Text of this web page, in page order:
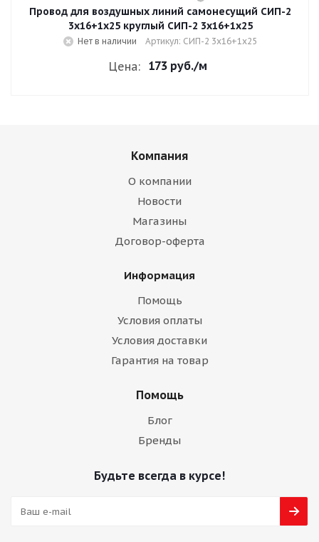
Провод для воздушных линий самонесущий СИП-2
3х16+1х25 круглый СИП-2 3х16+1х25
Нет в наличии Артикул: СИП-2 3х16+1х25
Цена: 173 руб./м
Компания
О компании
Новости
Магазины
Договор-оферта
Информация
Помощь
Условия оплаты
Условия доставки
Гарантия на товар
Помощь
Блог
Бренды
Будьте всегда в курсе!